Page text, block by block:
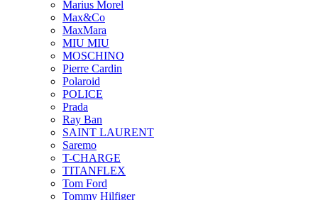
Marius Morel
Max&Co
MaxMara
MIU MIU
MOSCHINO
Pierre Cardin
Polaroid
POLICE
Prada
Ray Ban
SAINT LAURENT
Saremo
T-CHARGE
TITANFLEX
Tom Ford
Tommy Hilfiger